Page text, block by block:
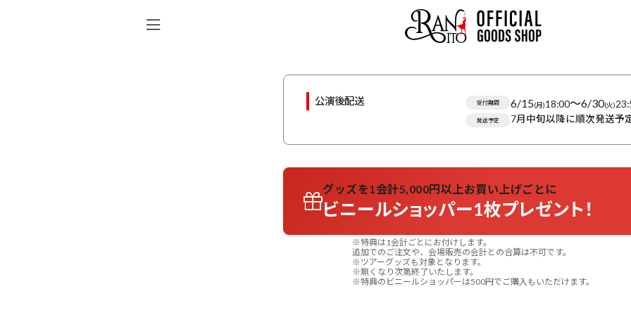
公演後配送 受付期間 6/15(月)18:00〜6/30(火)
発送予定 7月中旬以降に順次発送予
グッズを1会計5,000円以上お買い上げごとに
ビニールショッパー1枚プレゼント！
※特典は1会計ごとにお付けします。
追加でのご注文や、会場販売の会計との合算は不可です。
※ツアーグッズも対象となります。
※無くなり次第終了いたします。
※特典のビニールショッパーは500円でご購入もいただけます。